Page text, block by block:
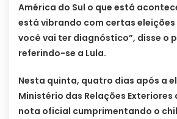
América do Sul o que está
está vibrando com certas eleições
você vai ter diagnóstico”, disse o
referindo-se a Lula.
Nesta quinta, quatro dias após a
Ministério das Relações Exteriores
nota oficial cumprimentando o